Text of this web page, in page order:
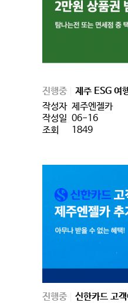
진행중
제주 ESG 여
작성자 제주엔젤카
작성일 06-16
조회
1849
진행중 신한카드 고